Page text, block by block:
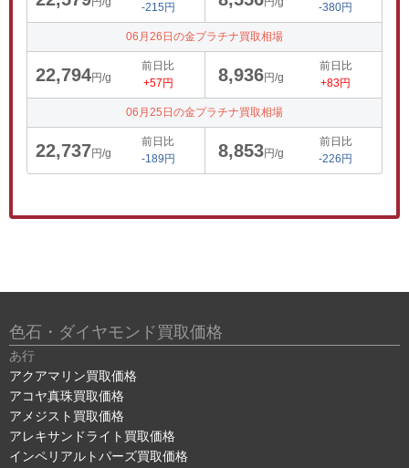
-215円
-380円
06月26日の金プラチナ買取相場
22,794円/g
前日比
+57円
8,936円/g
前日比
+83円
06月25日の金プラチナ買取相場
22,737円/g
前日比
-189円
8,853円/g
前日比
-226円
色石・ダイヤモンド買取価格
あ行
アクアマリン買取価格
アコヤ真珠買取価格
アメジスト買取価格
アレキサンドライト買取価格
インペリアルトパーズ買取価格